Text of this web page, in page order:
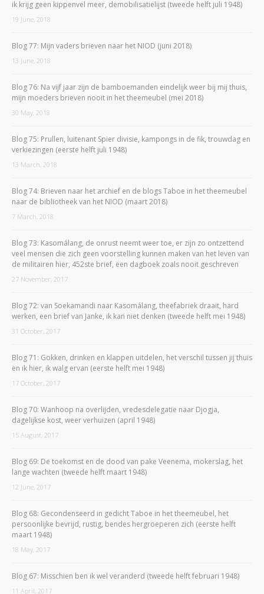
ik krijg geen kippenvel meer, demobilisatielijst (tweede helft juli 1948)
19 June, 2018
Blog 77: Mijn vaders brieven naar het NIOD (juni 2018)
13 June, 2018
Blog 76: Na vijf jaar zijn de bamboemanden eindelijk weer bij mij thuis,
mijn moeders brieven nooit in het theemeubel (mei 2018)
30 May, 2018
Blog 75: Prullen, luitenant Spier divisie, kampongs in de fik, trouwdag en
verkiezingen (eerste helft juli 1948)
13 March, 2018
Blog 74: Brieven naar het archief en de blogs Taboe in het theemeubel
naar de bibliotheek van het NIOD (maart 2018)
7 March, 2018
Blog 73: Kasomálang, de onrust neemt weer toe, er zijn zo ontzettend
veel mensen die zich geen voorstelling kunnen maken van het leven van
de militairen hier, 452ste brief, een dagboek zoals nooit geschreven
27 November, 2017
Blog 72: van Soekamandi naar Kasomálang, theefabriek draait, hard
werken, een brief van Janke, ik kan niet denken (tweede helft mei 1948)
31 October, 2017
Blog 71: Gokken, drinken en klappen uitdelen, het verschil tussen jij thuis
en ik hier, ik walg ervan (eerste helft mei 1948)
17 October, 2017
Blog 70: Wanhoop na overlijden, vredesdelegatie naar Djogja,
dagelijkse kost, weer verhuizen (april 1948)
15 August, 2017
Blog 69: De toekomst en de dood van pake Veenema, mokerslag, het
lange wachten (tweede helft maart 1948)
12 June, 2017
Blog 68: Gecondenseerd in gedicht Taboe in het theemeubel, het
persoonlijke bevrijd, rustig, bendes hergroeperen zich (eerste helft
maart 1948)
18 May, 2017
Blog 67: Misschien ben ik wel veranderd (tweede helft februari 1948)
11 April, 2017